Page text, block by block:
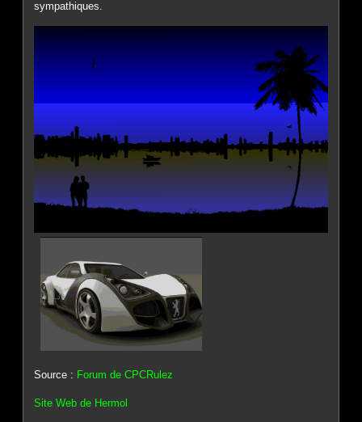
sympathiques.
Source : Forum de CPCRulez
Site Web de Hermol